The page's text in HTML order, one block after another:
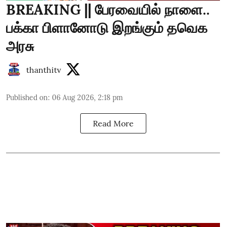
BREAKING || பேரவையில் நாளை..
பக்கா பிளானோடு இறங்கும் தவெக
அரசு
thanthitv
Published on: 06 Aug 2026, 2:18 pm
Read More